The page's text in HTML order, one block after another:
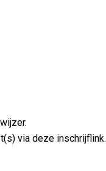
via deze inschrijflink.